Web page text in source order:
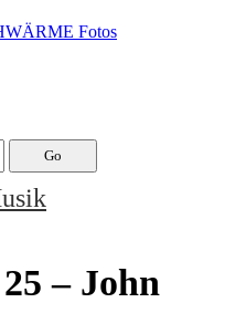
Fotos
– John